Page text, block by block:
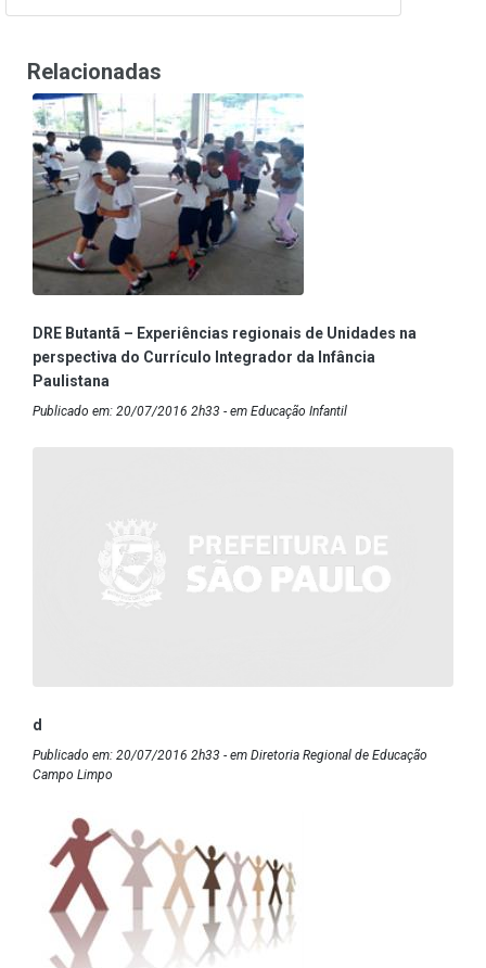
Relacionadas
DRE Butantã – Experiências regionais de Unidades na
perspectiva do Currículo Integrador da Infância
Paulistana
Publicado em: 20/07/2016 2h33 - em Educação Infantil
d
Publicado em: 20/07/2016 2h33 - em Diretoria Regional de Educação
Campo Limpo